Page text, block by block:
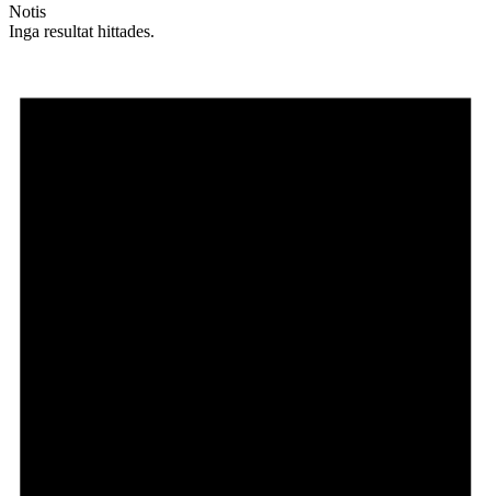
Notis
Inga resultat hittades.